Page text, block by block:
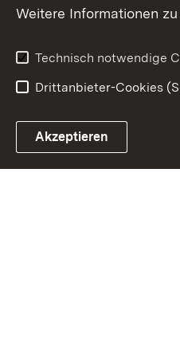
Weitere Informationen
Technisch notwendige
Drittanbieter-Cookies
Akzeptieren